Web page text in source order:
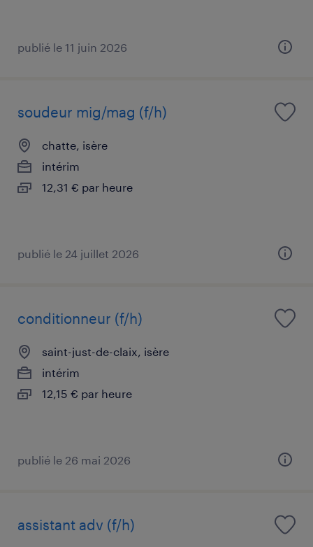
publié le 11 juin 2026
soudeur mig/mag (f/h)
chatte, isère
intérim
12,31 € par heure
publié le 24 juillet 2026
conditionneur (f/h)
saint-just-de-claix, isère
intérim
12,15 € par heure
publié le 26 mai 2026
assistant adv (f/h)